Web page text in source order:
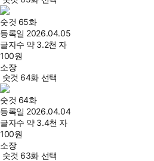
숫것 65화
등록일 2026.04.05
글자수 약 3.2천 자
100원
소장
숫것 64화 선택
숫것 64화
등록일 2026.04.04
글자수 약 3.4천 자
100원
소장
숫것 63화 선택